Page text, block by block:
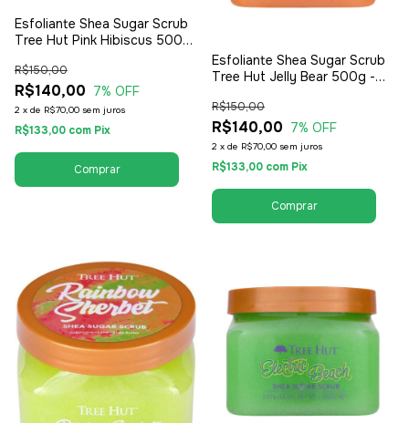
Esfoliante Shea Sugar Scrub
Tree Hut Pink Hibiscus 500g
R$140,00
R$150,00
7% OFF
2 x de R$70,00 sem juros
R$133,00 com Pix
Esfoliante Shea Sugar Scrub
Tree Hut Jelly Bear 500g -
R$140,00
R$150,00
7% OFF
2 x de R$70,00 sem juros
R$133,00 com Pix